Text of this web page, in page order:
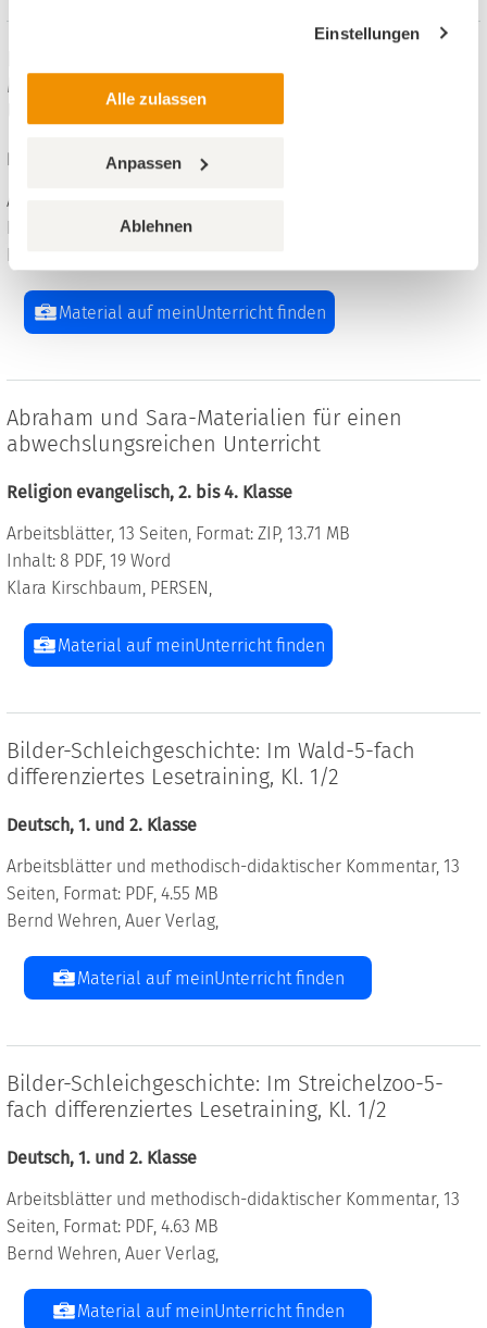
Einstellungen
Alle zulassen
Anpassen
Ablehnen
Materialien für einen abwechslungsreichen
Religion evangelisch, 2. bis 4. Klasse
Arbeitsblätter, 12 Seiten, Format: ZIP, 11.90 MB
Inhalt: 8 PDF, 16 Word
Klara Kirschbaum, PERSEN,
Material auf meinUnterricht finden
Abraham und Sara-Materialien für einen
abwechslungsreichen Unterricht
Religion evangelisch, 2. bis 4. Klasse
Arbeitsblätter, 13 Seiten, Format: ZIP, 13.71 MB
Inhalt: 8 PDF, 19 Word
Klara Kirschbaum, PERSEN,
Material auf meinUnterricht finden
Bilder-Schleichgeschichte: Im Wald-5-fach
differenziertes Lesetraining, Kl. 1/2
Deutsch, 1. und 2. Klasse
Arbeitsblätter und methodisch-didaktischer Kommentar, 13
Seiten, Format: PDF, 4.55 MB
Bernd Wehren, Auer Verlag,
Material auf meinUnterricht finden
Bilder-Schleichgeschichte: Im Streichelzoo-5-
fach differenziertes Lesetraining, Kl. 1/2
Deutsch, 1. und 2. Klasse
Arbeitsblätter und methodisch-didaktischer Kommentar, 13
Seiten, Format: PDF, 4.63 MB
Bernd Wehren, Auer Verlag,
Material auf meinUnterricht finden